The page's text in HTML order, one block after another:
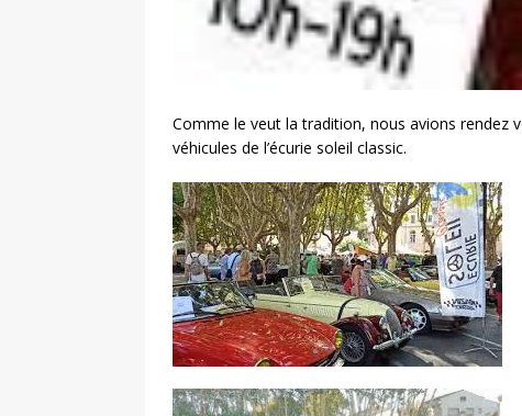
Comme le veut la tradition, nous avions rendez
véhicules de l’écurie soleil classic.